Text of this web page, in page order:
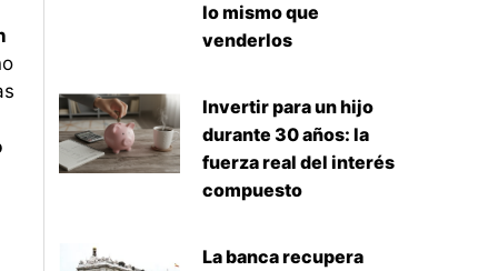
lo mismo que
venderlos
Invertir para un hijo
durante 30 años: la
fuerza real del interés
compuesto
La banca recupera